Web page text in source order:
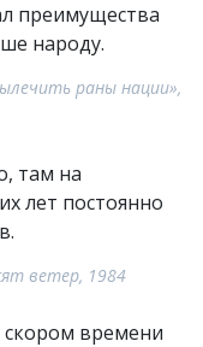
преимущества
народу.
раны нации»,
там на
лет постоянно
ветер, 1984
скором времени